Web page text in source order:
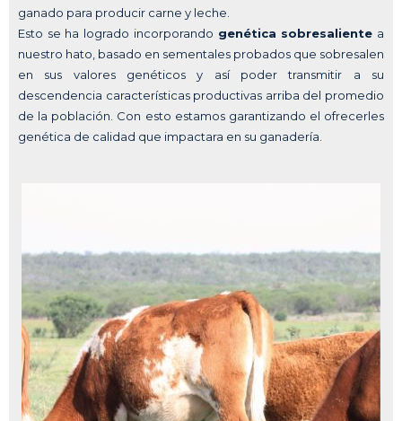
ganado para producir carne y leche.
Esto se ha logrado incorporando genética sobresaliente a
nuestro hato, basado en sementales probados que sobresalen
en sus valores genéticos y así poder transmitir a su
descendencia características productivas arriba del promedio
de la población. Con esto estamos garantizando el ofrecerles
genética de calidad que impactara en su ganadería.